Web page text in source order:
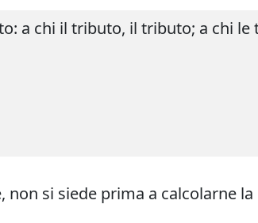
a chi il tributo, il tributo; a chi
si siede prima a calcolarne